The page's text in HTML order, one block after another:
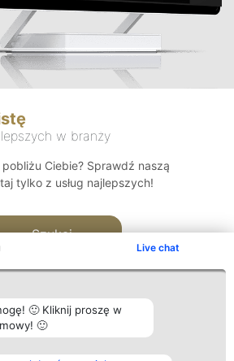
Live chat
🙂 Kliknij proszę w
🙂
w branży
Ciebie? Sprawdź naszą
tylko z usług najlepszych!
Szukaj
Plebiscyt Kontakt